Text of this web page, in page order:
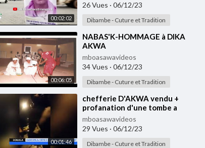
00:02:02
26 Vues · 06/12/23
Dibambe - Cuture et Tradition
00:06:05
⁣NABAS'K-HOMMAGE à DIKA
AKWA
mboasawavideos
34 Vues · 06/12/23
Dibambe - Cuture et Tradition
00:01:46
⁣chefferie D'AKWA vendu +
profanation d'une tombe a
DOUALA Cameroon 🇨🇲🇨🇲
mboasawavideos
29 Vues · 06/12/23
Dibambe - Cuture et Tradition